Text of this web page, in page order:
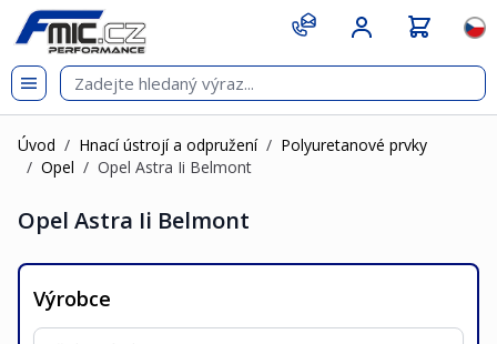
Přejít na obsah
git s
Úvod / Hnací ústrojí a odpružení / Polyuretanové prvky
/ Opel / Opel Astra Ii Belmont
Opel Astra Ii Belmont
Výrobce